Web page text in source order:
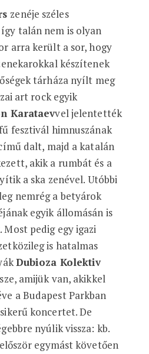
zenéje széles
talán nem is olyan
arra került a sor, hogy
készítenek
tárháza nyílt meg
art rock egyik
Karataevvel jelentették
fesztivál himnuszának
dalt, majd a katalán
akik a rumbát és a
a ska zenével. Utóbbi
nemrég a betyárok
egyik állomásán is
pedig egy igazi
is hatalmas
Dubioza Kolektiv
amijük van, akikkel
a Budapest Parkban
koncertet. De
nyúlik vissza: kb.
egymást követően